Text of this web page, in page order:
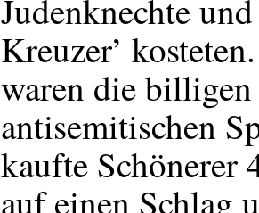
Judenknechte
Kreuzer’
waren die
antisemitischen
kaufte Schönerer
auf einen Schlag